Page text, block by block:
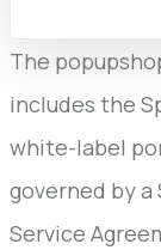
The
includes the
white-label
governed by
Service